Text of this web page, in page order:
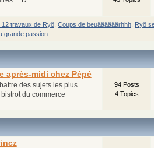
12 travaux de Ryô Coups de beuâââââârhhh Ryô
grande passion
après-midi chez Pépé
des sujets les plus
du commerce
94 Posts
4 Topics